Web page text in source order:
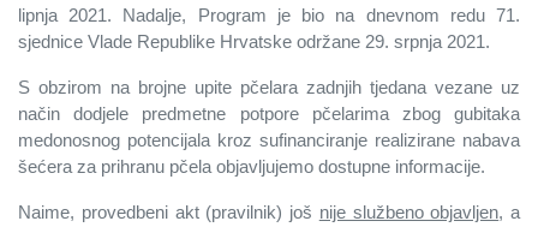
lipnja 2021. Nadalje, Program je bio na dnevnom redu 71.
sjednice Vlade Republike Hrvatske održane 29. srpnja 2021.
S obzirom na brojne upite pčelara zadnjih tjedana vezane uz
način dodjele predmetne potpore pčelarima zbog gubitaka
medonosnog potencijala kroz sufinanciranje realizirane nabava
šećera za prihranu pčela objavljujemo dostupne informacije.
Naime, provedbeni akt (pravilnik) još nije službeno objavljen, a